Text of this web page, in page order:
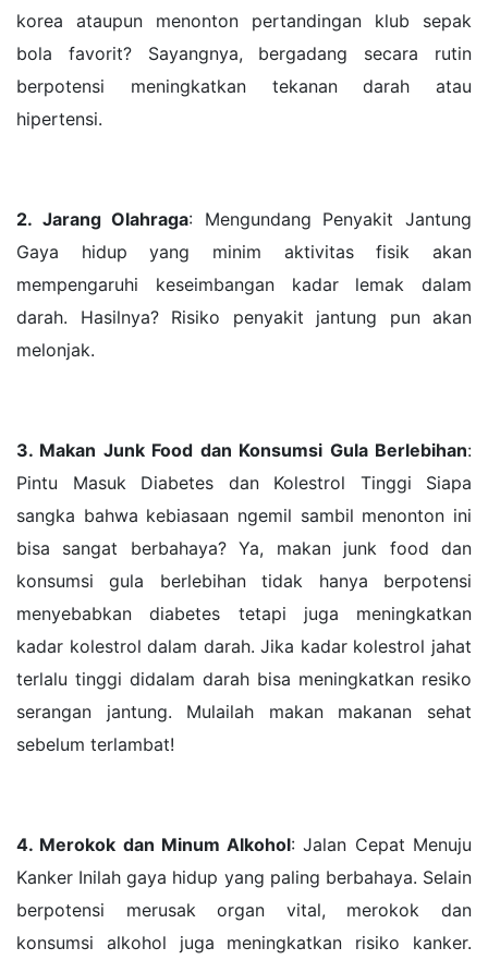
korea ataupun menonton pertandingan klub sepak
bola favorit? Sayangnya, bergadang secara rutin
berpotensi meningkatkan tekanan darah atau
hipertensi.
2. Jarang Olahraga: Mengundang Penyakit Jantung
Gaya hidup yang minim aktivitas fisik akan
mempengaruhi keseimbangan kadar lemak dalam
darah. Hasilnya? Risiko penyakit jantung pun akan
melonjak.
3. Makan Junk Food dan Konsumsi Gula Berlebihan:
Pintu Masuk Diabetes dan Kolestrol Tinggi Siapa
sangka bahwa kebiasaan ngemil sambil menonton ini
bisa sangat berbahaya? Ya, makan junk food dan
konsumsi gula berlebihan tidak hanya berpotensi
menyebabkan diabetes tetapi juga meningkatkan
kadar kolestrol dalam darah. Jika kadar kolestrol jahat
terlalu tinggi didalam darah bisa meningkatkan resiko
serangan jantung. Mulailah makan makanan sehat
sebelum terlambat!
4. Merokok dan Minum Alkohol: Jalan Cepat Menuju
Kanker Inilah gaya hidup yang paling berbahaya. Selain
berpotensi merusak organ vital, merokok dan
konsumsi alkohol juga meningkatkan risiko kanker.